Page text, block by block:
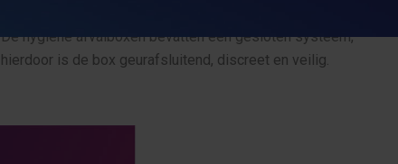
De hygiëne afvalboxen bevatten een gesloten systeem,
hierdoor is de box geurafsluitend, discreet en veilig.